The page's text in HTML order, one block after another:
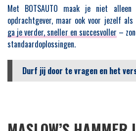
Met BOTSAUTO maak je niet
opdrachtgever, maar ook voor jezelf als
ga je verder, sneller en succesvoller –
standaardoplossingen.
Durf jij door te vragen en het